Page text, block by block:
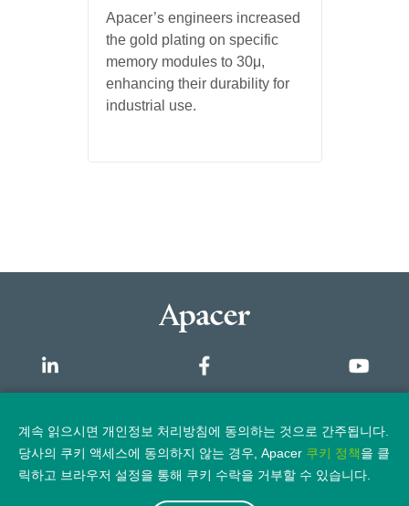
Apacer’s engineers increased
the gold plating on specific
memory modules to 30μ,
enhancing their durability for
industrial use.
개요
개인정보 보호정책 법적 고지
계속 읽으시면 개인정보 처리방침에 동의하는 것으로 간주됩니다.
당사의 쿠키 액세스에 동의하지 않는 경우, Apacer 쿠키 정책을 클
릭하고 브라우저 설정을 통해 쿠키 수락을 거부할 수 있습니다.